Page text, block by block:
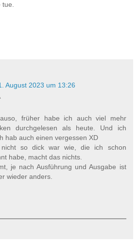
August 2023 um 13:26
früher habe ich auch viel mehr
durchgelesen als heute. Und ich
hab auch einen vergessen XD
so dick war wie, die ich schon
habe, macht das nichts.
je nach Ausführung und Ausgabe ist
wieder anders.